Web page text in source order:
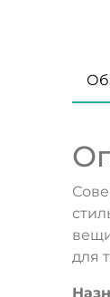
для